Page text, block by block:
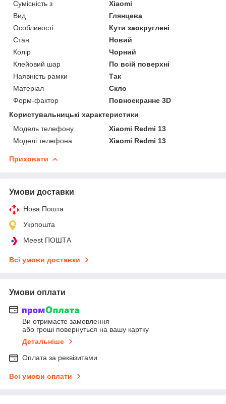
Сумісність з
Xiaomi
Вид
Глянцева
Особливості
Кути заокруглені
Стан
Новий
Колір
Чорний
Клейовий шар
По всій поверхні
Наявність рамки
Так
Матеріал
Скло
Форм-фактор
Повноекранне 3D
Користувальницькі характеристики
Модель телефону
Xiaomi Redmi 13
Моделі телефона
Xiaomi Redmi 13
Приховати
Умови доставки
Нова Пошта
Укрпошта
Meest ПОШТА
Всі умови доставки
Умови оплати
Ви отримаєте замовлення
або гроші повернуться на вашу картку
Детальніше
Оплата за реквізитами
Всі умови оплати